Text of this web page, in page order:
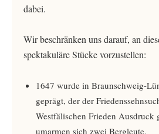
dabei.
Wir beschränken uns darauf, an
spektakuläre Stücke vorzustellen:
1647 wurde in Braunschweig-
geprägt, der der
Westfälischen Frieden Ausdruck
umarmen sich zwei Bergleute.